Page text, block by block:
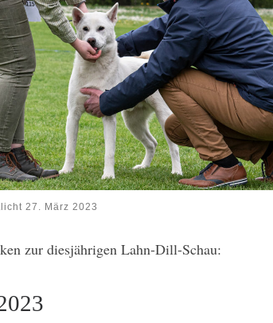
27. März 2023
zur diesjährigen Lahn-Dill-Schau: